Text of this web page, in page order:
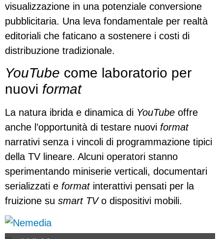
visualizzazione in una potenziale conversione
pubblicitaria. Una leva fondamentale per realtà
editoriali che faticano a sostenere i costi di
distribuzione tradizionale.
YouTube come laboratorio per
nuovi format
La natura ibrida e dinamica di YouTube offre
anche l’opportunità di testare nuovi format
narrativi senza i vincoli di programmazione tipici
della TV lineare. Alcuni operatori stanno
sperimentando miniserie verticali, documentari
serializzati e formatinterattivi pensati per la
fruizione su smart TVo dispositivi mobili.